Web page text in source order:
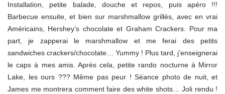
Installation, petite balade, douche et repos, puis apéro !!!
Barbecue ensuite, et bien sur marshmallow grillés, avec en vrai
Américains, Hershey’s chocolate et Graham Crackers. Pour ma
part, je zapperai le marshmallow et me ferai des petits
sandwiches crackers/chocolate… Yummy ! Plus tard, j’enseignerai
le caps à mes amis. Après cela, petite rando nocturne à Mirror
Lake, les ours ??? Même pas peur ! Séance photo de nuit, et
James me montrera comment faire des white shots… Joli rendu !